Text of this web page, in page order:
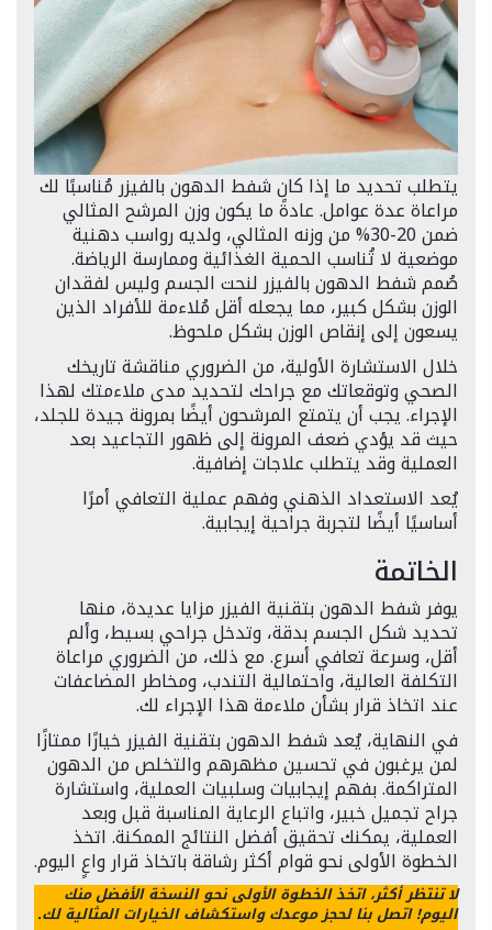
يتطلب تحديد ما إذا كان شفط الدهون بالفيزر مُناسبًا لك
مراعاة عدة عوامل. عادةً ما يكون وزن المرشح المثالي
ضمن 20-30% من وزنه المثالي، ولديه رواسب دهنية
موضعية لا تُناسب الحمية الغذائية وممارسة الرياضة.
صُمم شفط الدهون بالفيزر لنحت الجسم وليس لفقدان
الوزن بشكل كبير، مما يجعله أقل مُلاءمة للأفراد الذين
يسعون إلى إنقاص الوزن بشكل ملحوظ.
خلال الاستشارة الأولية، من الضروري مناقشة تاريخك
الصحي وتوقعاتك مع جراحك لتحديد مدى ملاءمتك لهذا
الإجراء. يجب أن يتمتع المرشحون أيضًا بمرونة جيدة للجلد،
حيث قد يؤدي ضعف المرونة إلى ظهور التجاعيد بعد
العملية وقد يتطلب علاجات إضافية.
يُعد الاستعداد الذهني وفهم عملية التعافي أمرًا
أساسيًا أيضًا لتجربة جراحية إيجابية.
الخاتمة
يوفر شفط الدهون بتقنية الفيزر مزايا عديدة، منها
تحديد شكل الجسم بدقة، وتدخل جراحي بسيط، وألم
أقل، وسرعة تعافي أسرع. مع ذلك، من الضروري مراعاة
التكلفة العالية، واحتمالية التندب، ومخاطر المضاعفات
عند اتخاذ قرار بشأن ملاءمة هذا الإجراء لك.
في النهاية، يُعد شفط الدهون بتقنية الفيزر خيارًا ممتازًا
لمن يرغبون في تحسين مظهرهم والتخلص من الدهون
المتراكمة. بفهم إيجابيات وسلبيات العملية، واستشارة
جراح تجميل خبير، واتباع الرعاية المناسبة قبل وبعد
العملية، يمكنك تحقيق أفضل النتائج الممكنة. اتخذ
الخطوة الأولى نحو قوام أكثر رشاقة باتخاذ قرار واعٍ اليوم.
لا تنتظر أكثر، اتخذ الخطوة الأولى نحو النسخة الأفضل منك
اليوم! اتصل بنا لحجز موعدك واستكشاف الخيارات المثالية لك.